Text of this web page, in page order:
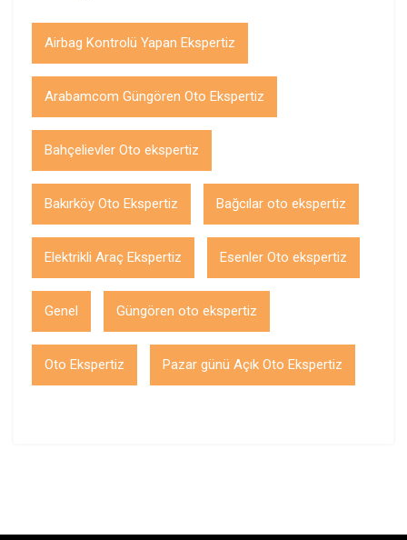
Airbag Kontrolü Yapan Ekspertiz
Arabamcom Güngören Oto Ekspertiz
Bahçelievler Oto ekspertiz
Bakırköy Oto Ekspertiz Bağcılar oto ekspertiz
Elektrikli Araç Ekspertiz Esenler Oto ekspertiz
Genel Güngören oto ekspertiz
Oto Ekspertiz Pazar günü Açık Oto Ekspertiz